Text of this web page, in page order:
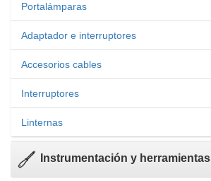
Portalámparas
Adaptador e interruptores
Accesorios cables
Interruptores
Linternas
Instrumentación y herramientas